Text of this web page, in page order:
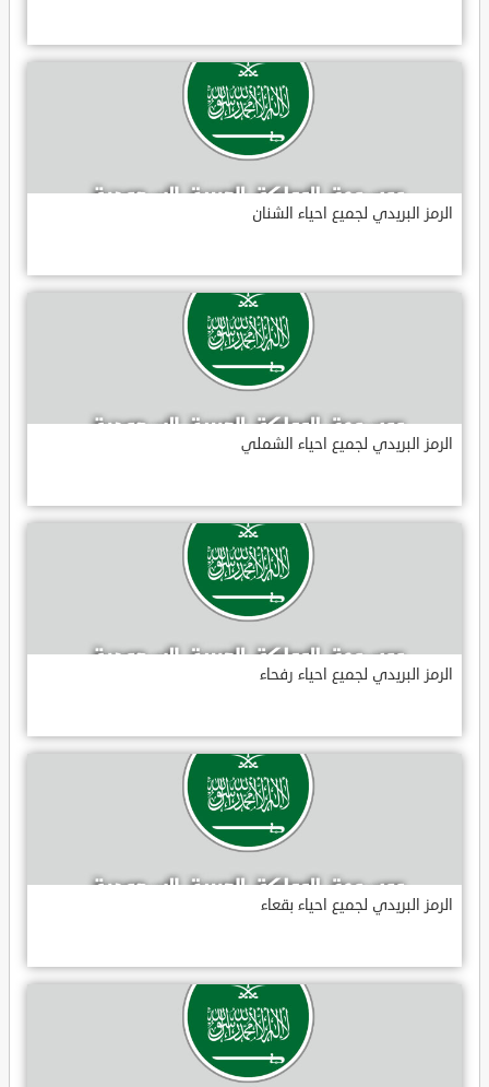
الرمز البريدي لجميع احياء الشنان
الرمز البريدي لجميع احياء الشملي
الرمز البريدي لجميع احياء رفحاء
الرمز البريدي لجميع احياء بقعاء